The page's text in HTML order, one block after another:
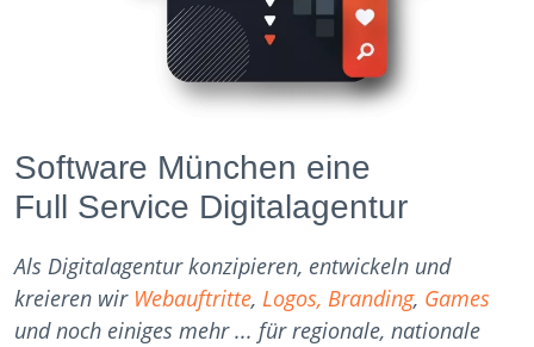
Software München eine
Full Service Digitalagentur
Als Digitalagentur konzipieren, entwickeln und
kreieren wir Webauftritte, Logos, Branding, Games
und noch einiges mehr ... für regionale, nationale